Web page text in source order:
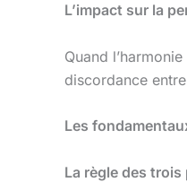
L’impact sur la
Quand
discordance entre
Les
La règle des trois